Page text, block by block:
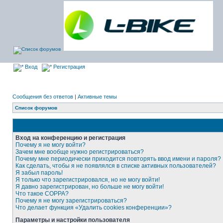
Вход Регистрация
Сообщения без ответов | Активные темы
Список форумов
Вход на конференцию и регистрация
Почему я не могу войти?
Зачем мне вообще нужно регистрироваться?
Почему мне периодически приходится повторять ввод имени и пароля?
Как сделать, чтобы я не появлялся в списке активных пользователей?
Я забыл пароль!
Я только что зарегистрировался, но не могу войти!
Я давно зарегистрирован, но больше не могу войти!
Что такое COPPA?
Почему я не могу зарегистрироваться?
Что делает функция «Удалить cookies конференции»?
Параметры и настройки пользователя